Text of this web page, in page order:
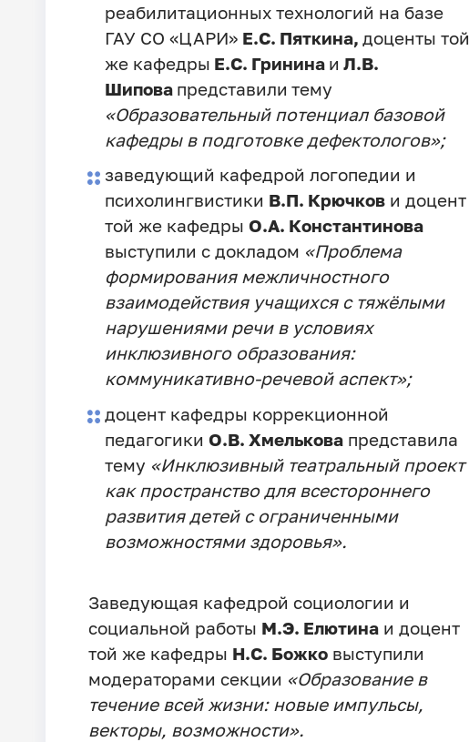
реабилитационных технологий на базе
ГАУ СО «ЦАРИ» Е.С. Пяткина, доценты той
же кафедры Е.С. Гринина и Л.В.
Шипова представили тему
«Образовательный потенциал базовой
кафедры в подготовке дефектологов»;
заведующий кафедрой логопедии и
психолингвистики В.П. Крючков и доцент
той же кафедрыО.А. Константинова
выступили с докладом «Проблема
формирования межличностного
взаимодействия учащихся с тяжёлыми
нарушениями речи в условиях
инклюзивного образования:
коммуникативно-речевой аспект»;
доцент кафедры коррекционной
педагогикиО.В. Хмелькова представила
тему «Инклюзивный театральный проект
как пространство для всестороннего
развития детей с ограниченными
возможностями здоровья».
Заведующая кафедрой социологии и
социальной работы М.Э. Елютинаи доцент
той же кафедры Н.С. Божковыступили
модераторами секции «Образование в
течение всей жизни: новые импульсы,
векторы, возможности».